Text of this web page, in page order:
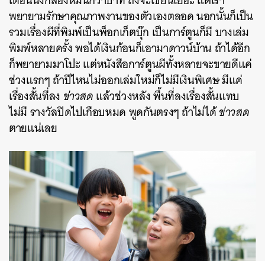
พยายามรักษาคุณภาพงานของตัวเองตลอด นอกนั้นก็เป็น
รวมเรื่องผีที่พิมพ์เป็นพ็อกเก็ตบุ๊ก เป็นการ์ตูนก็มี บางเล่ม
พิมพ์หลายครั้ง พอได้เงินก้อนก็เอามาดาวน์บ้าน ถ้าได้อีก
ก็พยายามมาโปะ แต่หนังสือการ์ตูนผีทั้งหลายจะขายดีแค่
ช่วงแรกๆ ถ้าปีไหนไม่ออกเล่มใหม่ก็ไม่มีเงินพิเศษ มีแค่
เรื่องสั้นที่ลง ข่าวสดแล้วช่วงหลัง พื้นที่ลงเรื่องสั้นแทบ
ไม่มี รางวัลปิดไปเกือบหมด พูดกันตรงๆ ถ้าไม่ได้ข่าวสด
ตายแน่เลย
SHARE TWEET LINE EMAIL